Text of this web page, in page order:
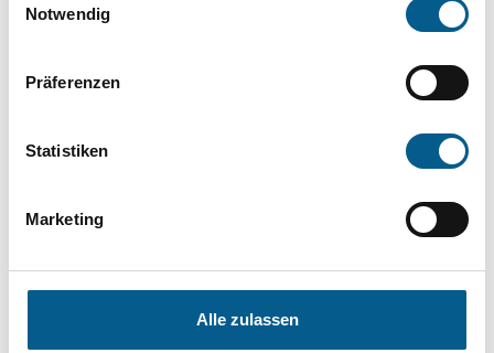
Notwendig
Präferenzen
Statistiken
Marketing
Alle zulassen
können durch die Wahl von Bereichen oder
Bereiche: Stiftungen